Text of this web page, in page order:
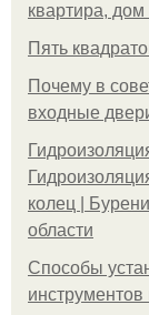
квартира, дом
Пять
Почему в
входные
колец |
области
Способы